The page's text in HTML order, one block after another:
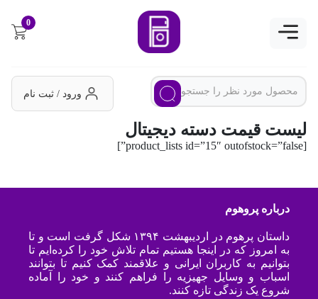
0
ورود / ثبت نام
لیست قیمت دسته دیجیتال
[product_lists id=”15″ outofstock=”false”]
درباره پروهوم
داستان پرهوم در اردیبهشت ۱۳۹۴ شکل گرفت است و تا
به امروز که در اینجا هستیم تمام تلاش خود را کرده‌ایم تا
بتوانیم به کاربران ایرانی و علاقمند کمک کنیم تا بتوانند
اسباب و وسایل جهیزیه را فراهم کنند و خود را آماده
شروع یک زندگی تازه کنند.